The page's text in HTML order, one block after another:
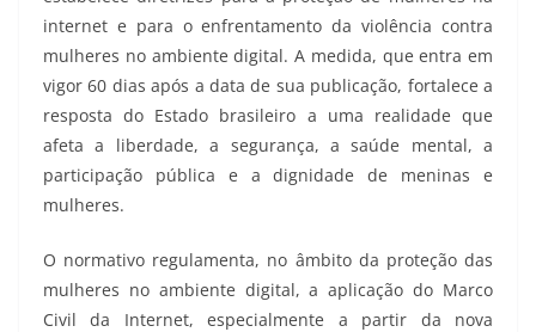
internet e para o enfrentamento da violência contra
mulheres no ambiente digital. A medida, que entra em
vigor 60 dias após a data de sua publicação, fortalece a
resposta do Estado brasileiro a uma realidade que
afeta a liberdade, a segurança, a saúde mental, a
participação pública e a dignidade de meninas e
mulheres.
O normativo regulamenta, no âmbito da proteção das
mulheres no ambiente digital, a aplicação do Marco
Civil da Internet, especialmente a partir da nova